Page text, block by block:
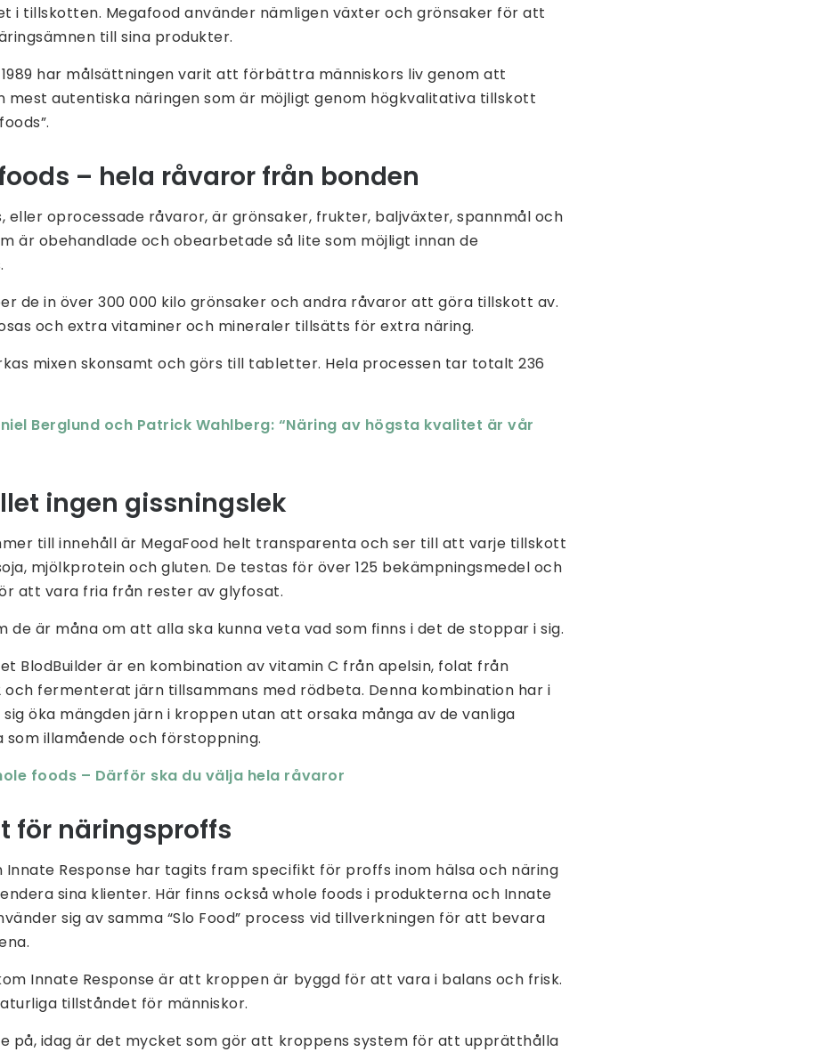
i tillskotten. Megafood använder nämligen växter och grönsaker för att
till sina produkter.
1989 har målsättningen varit att förbättra människors liv genom att
mest autentiska näringen som är möjligt genom högkvalitativa tillskott
– hela råvaror från bonden
eller oprocessade råvaror, är grönsaker, frukter, baljväxter, spannmål och
är obehandlade och obearbetade så lite som möjligt innan de
de in över 300 000 kilo grönsaker och andra råvaror att göra tillskott av.
och extra vitaminer och mineraler tillsätts för extra näring.
mixen skonsamt och görs till tabletter. Hela processen tar totalt 236
Berglund och Patrick Wahlberg: “Näring av högsta kvalitet är vår
ingen gissningslek
till innehåll är MegaFood helt transparenta och ser till att varje tillskott
mjölkprotein och gluten. De testas för över 125 bekämpningsmedel och
att vara fria från rester av glyfosat.
de är måna om att alla ska kunna veta vad som finns i det de stoppar i sig.
BlodBuilder är en kombination av vitamin C från apelsin, folat från
och fermenterat järn tillsammans med rödbeta. Denna kombination har i
öka mängden järn i kroppen utan att orsaka många av de vanliga
illamående och förstoppning.
foods – Därför ska du välja hela råvaror
för näringsproffs
Innate Response har tagits fram specifikt för proffs inom hälsa och näring
sina klienter. Här finns också whole foods i produkterna och Innate
sig av samma “Slo Food” process vid tillverkningen för att bevara
Innate Response är att kroppen är byggd för att vara i balans och frisk.
tillståndet för människor.
på, idag är det mycket som gör att kroppens system för att upprätthålla